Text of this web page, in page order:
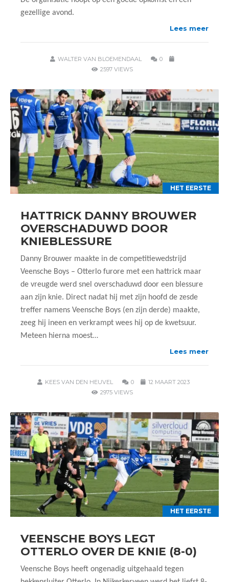
gezellige avond.
Lees meer
WALTER VAN BLOEMENDAAL
0
2597 VIEWS
HET EERSTE
HATTRICK DANNY BROUWER
OVERSCHADUWD DOOR
KNIEBLESSURE
Danny Brouwer maakte in de competitiewedstrijd
Veensche Boys – Otterlo furore met een hattrick maar
de vreugde werd snel overschaduwd door een blessure
aan zijn knie. Direct nadat hij met zijn hoofd de zesde
treffer namens Veensche Boys (en zijn derde) maakte,
zeeg hij ineen en verkrampt wees hij op de kwetsuur.
Meteen hierna moest…
Lees meer
KEES VAN DEN HEUVEL 0
12 MAART 2023
2975 VIEWS
HET EERSTE
VEENSCHE BOYS LEGT
OTTERLO OVER DE KNIE (8-0)
Veensche Boys heeft ongenadig uitgehaald tegen